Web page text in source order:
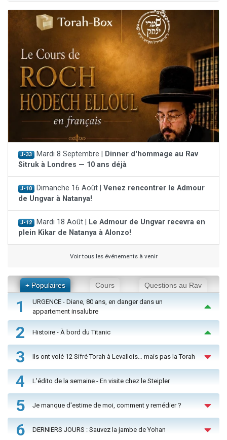
J-33 Mardi 8 Septembre |
Dinner d'hommage au Rav
Sitruk à Londres — 10 ans déjà
J-10 Dimanche 16 Août | Venez rencontrer le Admour
de Ungvar à Natanya!
J-12 Mardi 18 Août |
Le Admour de Ungvar recevra en
plein Kikar de Natanya à Alonzo!
Voir tous les événements à venir
+ Populaires Cours Questions au Rav
1
URGENCE - Diane, 80 ans, en danger dans un
appartement insalubre
2 Histoire - À bord du Titanic
3 Ils ont volé 12 Sifré Torah à Levallois… mais pas la Torah
4 L'édito de la semaine - En visite chez le Steipler
5 Je manque d'estime de moi, comment y remédier ?
6 DERNIERS JOURS : Sauvez la jambe de Yohan